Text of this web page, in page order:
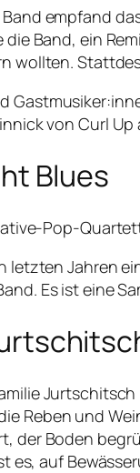
empfand
die Band, ein
wollten.
von Curl Up
Blues
Pop-
letzten Jahren
Es ist eine
Reben und
der Boden
es, auf